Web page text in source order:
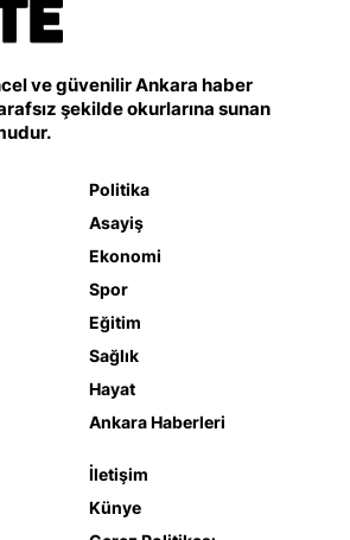
ve güvenilir Ankara haber
şekilde okurlarına sunan
Politika
Asayiş
Ekonomi
Spor
Eğitim
Sağlık
Hayat
Ankara Haberleri
İletişim
Künye